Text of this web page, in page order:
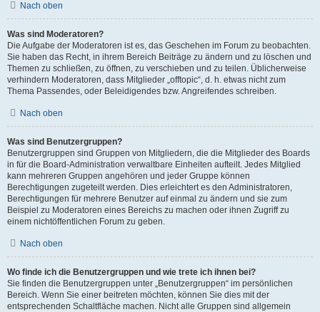
Nach oben
Was sind Moderatoren?
Die Aufgabe der Moderatoren ist es, das Geschehen im Forum zu beobachten.
Sie haben das Recht, in ihrem Bereich Beiträge zu ändern und zu löschen und
Themen zu schließen, zu öffnen, zu verschieben und zu teilen. Üblicherweise
verhindern Moderatoren, dass Mitglieder „offtopic“, d. h. etwas nicht zum
Thema Passendes, oder Beleidigendes bzw. Angreifendes schreiben.
Nach oben
Was sind Benutzergruppen?
Benutzergruppen sind Gruppen von Mitgliedern, die die Mitglieder des Boards
in für die Board-Administration verwaltbare Einheiten aufteilt. Jedes Mitglied
kann mehreren Gruppen angehören und jeder Gruppe können
Berechtigungen zugeteilt werden. Dies erleichtert es den Administratoren,
Berechtigungen für mehrere Benutzer auf einmal zu ändern und sie zum
Beispiel zu Moderatoren eines Bereichs zu machen oder ihnen Zugriff zu
einem nichtöffentlichen Forum zu geben.
Nach oben
Wo finde ich die Benutzergruppen und wie trete ich ihnen bei?
Sie finden die Benutzergruppen unter „Benutzergruppen“ im persönlichen
Bereich. Wenn Sie einer beitreten möchten, können Sie dies mit der
entsprechenden Schaltfläche machen. Nicht alle Gruppen sind allgemein